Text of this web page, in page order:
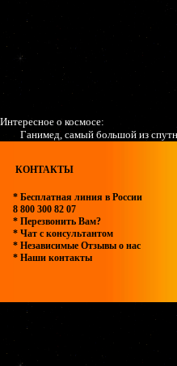
Интересное о космосе:
Ганимед, самый большой из
КОНТАКТЫ
* Бесплатная линия в России
8 800 300 82 07
* Перезвонить Вам?
* Чат с консультантом
* Независимые Отзывы о нас
* Наши контакты